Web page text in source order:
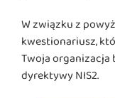
W związku z
kwestionariusz,
Twoja organizacja
dyrektywy NIS2.